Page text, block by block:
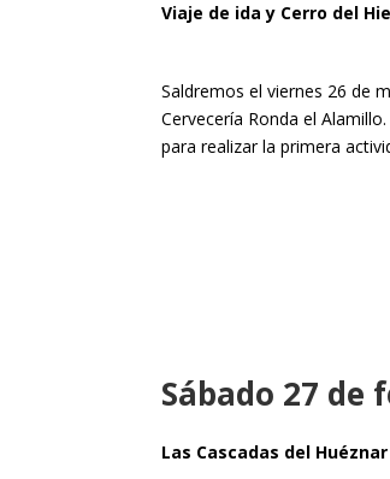
Viaje de ida y Cerro del
Saldremos el viernes 26 de
Cervecería Ronda el
para realizar la primera
Sábado 27 de
Las Cascadas del Huéznar